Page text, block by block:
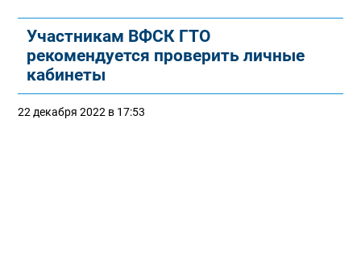
Участникам ВФСК ГТО
рекомендуется проверить личные
кабинеты
22 декабря 2022 в 17:53